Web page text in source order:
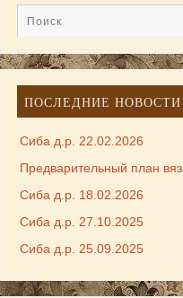
ПОСЛЕДНИЕ НОВОСТИ
Сиба д.р. 22.02.2026
Предварительный план
Сиба д.р. 18.02.2026
Сиба д.р. 27.10.2025
Сиба д.р. 25.09.2025